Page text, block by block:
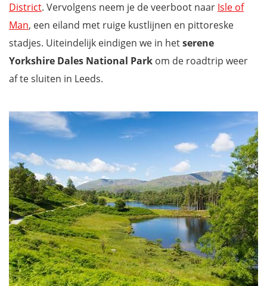
District. Vervolgens neem je de veerboot naar Isle of
Man, een eiland met ruige kustlijnen en pittoreske
stadjes. Uiteindelijk eindigen we in hetserene
Yorkshire Dales National Park om de roadtrip weer
af te sluiten in Leeds.